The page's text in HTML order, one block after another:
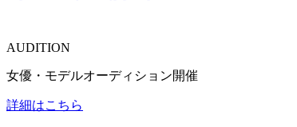
AUDITION
女優・モデルオーディション開催
詳細はこちら